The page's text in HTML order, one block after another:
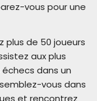
vous pour une
plus de 50 joueurs
aux plus
dans un
vous dans
et rencontrez